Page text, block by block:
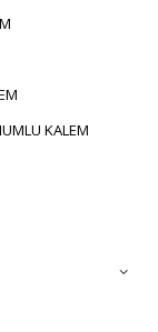
KALEM